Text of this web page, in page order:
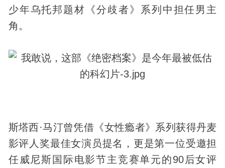
少年乌托邦题材《分歧者》系列中担任男主
角。
斯塔西·马汀曾凭借《女性瘾者》系列获得丹麦
影评人奖最佳女演员提名，更是第一位受邀担
任威尼斯国际电影节主竞赛单元的90后女评